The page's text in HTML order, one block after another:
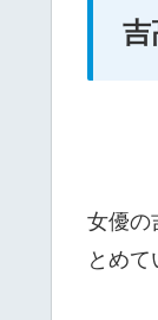
吉
女優の
とめて